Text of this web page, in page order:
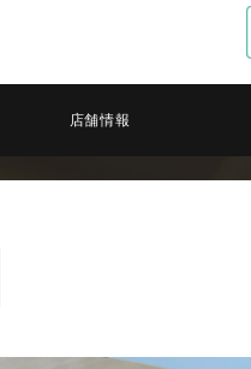
店舗情報